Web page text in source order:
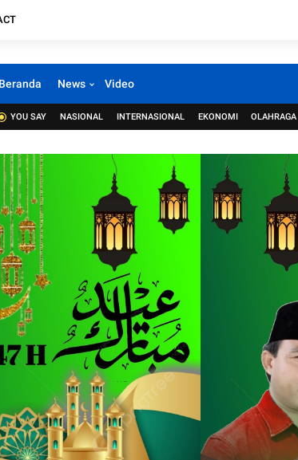
Beranda News Video
YOU SAY NASIONAL INTERNASIONAL EKONOMI OLAHRAGA